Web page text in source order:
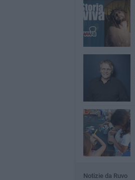
Notizie da Ruvo